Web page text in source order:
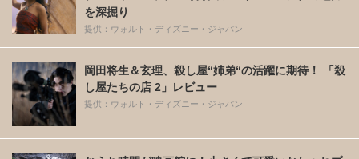
を深掘り
提供：ウォルト・ディズニー・ジャパン
岡田将生＆玄理、殺し屋“姉弟“の活躍に期待！ 「殺
し屋たちの店 2」レビュー
提供：ウォルト・ディズニー・ジャパン